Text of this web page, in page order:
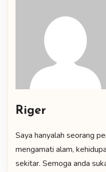
Riger
Saya hanyalah seorang
mengamati alam,
sekitar. Semoga anda